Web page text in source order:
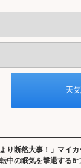
より断然大事！」マイ
中の眠気を撃退する6